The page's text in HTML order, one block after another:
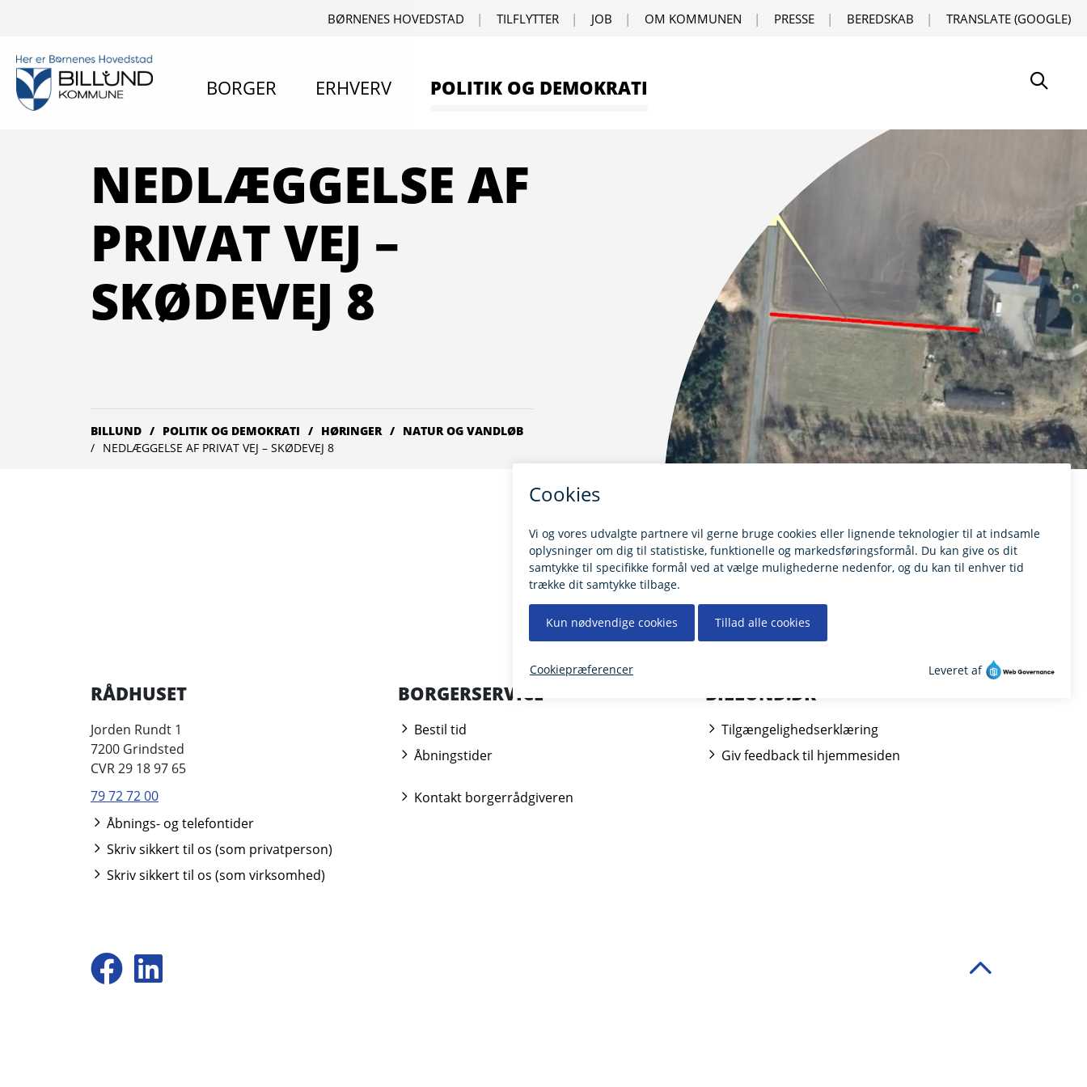
BØRNENES HOVEDSTAD TILFLYTTER JOB OM KOMMUNEN PRESSE BEREDSKAB TRANSLATE (GOOGLE)
BORGER ERHVERV POLITIK OG DEMOKRATI Søg
NEDLÆGGELSE AF
PRIVAT VEJ –
SKØDEVEJ 8
BILLUND POLITIK OG DEMOKRATI HØRINGER
NATUR OG VANDLØB
NEDLÆGGELSE AF PRIVAT VEJ – SKØDEVEJ 8
RÅDHUSET
Jorden Rundt 1
7200 Grindsted
CVR 29 18 97 65
79 72 72 00
Åbnings- og telefontider
Skriv sikkert til os (som privatperson)
Skriv sikkert til os (som virksomhed)
BORGERSERVICE
Bestil tid
Åbningstider
Kontakt borgerrådgiveren
BILLUND.DK
Tilgængelighedserklæring
Giv feedback til hjemmesiden